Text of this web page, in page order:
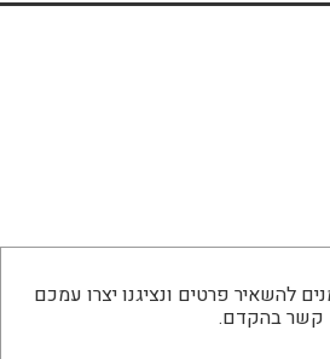
להשאיר פרטים ונציגנו יצרו עמכם
קשר בהקדם.